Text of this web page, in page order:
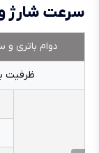
سرعت شارژ
دوام باتری و
ظرفیت